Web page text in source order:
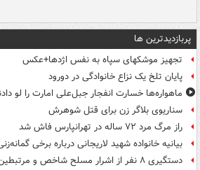
پربازدیدترین ها
تجهیز موشکهای سپاه به نفس اژدها+عکس
پایان تلخ یک نزاع خانوادگی در دورود
ماهواره‌ها خسارت انفجار جبل‌علی امارت را لو
سناریوی بلاگر زن برای قتل شوهرش
راز مرگ مرد ۷۲ ساله در تهرانپارس فاش شد
بیانیه خانواده شهید لاریجانی درباره برخی
دستگیری ۸ نفر از اشرار مسلح شاخص و مرتبطین گروهک های تروریستی